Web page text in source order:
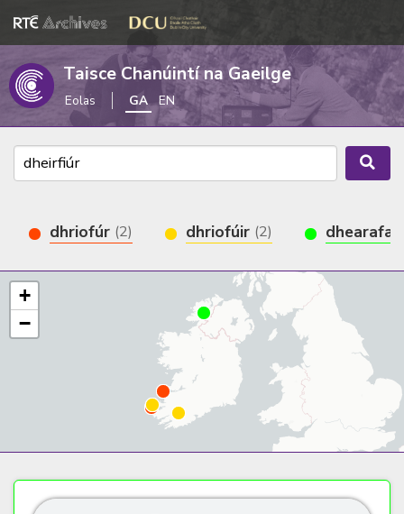
Taisce Chanúintí na Gaeilge
Eolas GA EN
dhriofúr (2) dhriofúir (2)
+
−